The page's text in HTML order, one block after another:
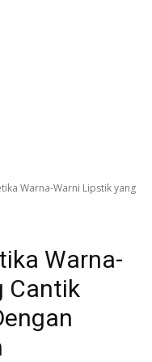
Warna-Warni Lipstik yang
Warna-
Cantik